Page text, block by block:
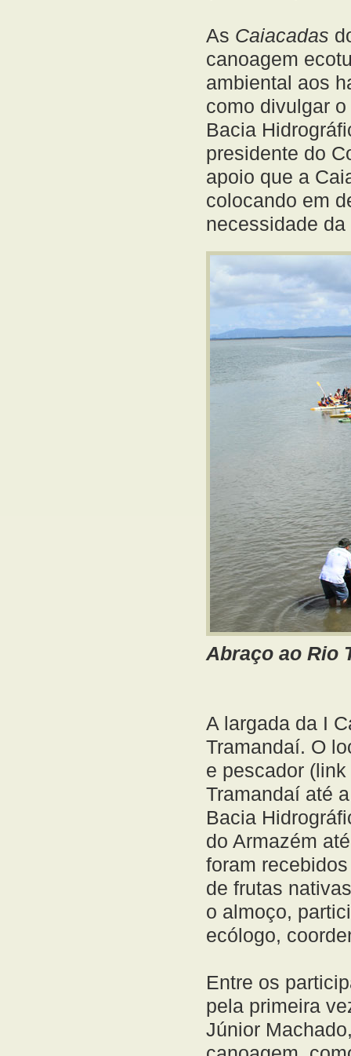
As Caiacadas
canoagem
ambiental aos
como divulgar
Bacia
presidente do
apoio que a
colocando em
necessidade
Abraço ao Rio
A largada da I
Tramandaí. O
e pescador
Tramandaí até
Bacia
do Armazém
foram
de frutas
o almoço,
ecólogo,
Entre os
pela primeira
Júnior